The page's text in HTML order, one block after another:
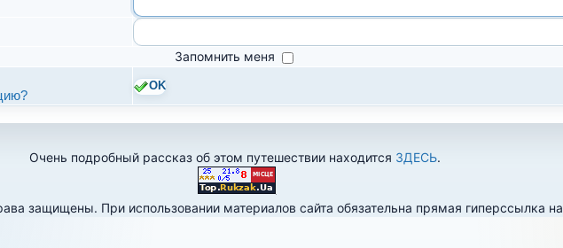
Запомнить меня
OK
Очень подробный рассказ об этом путешествии находится ЗДЕСЬ.
защищены. При использовании материалов сайта обязательна прямая гиперссылка на